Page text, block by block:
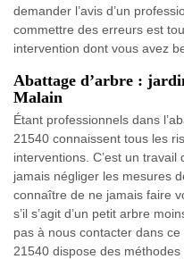
demander l’avis d’un
commettre des erreurs est
intervention dont vous avez
Abattage d’arbre :
Malain
Étant professionnels dans
21540 connaissent tous les
interventions. C’est un
jamais négliger les mesures
connaître de ne jamais faire
s’il s’agit d’un petit arbre
pas à nous contacter dans
21540 dispose des